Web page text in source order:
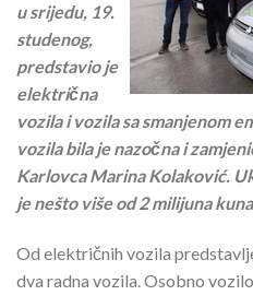
u srijedu, 19.
studenog,
predstavio je
električna
vozila i vozila sa smanjenom
vozila bila je nazočna i
Karlovca Marina Kolaković.
je nešto više od 2 milijuna
Od električnih vozila
dva radna vozila. Osobno